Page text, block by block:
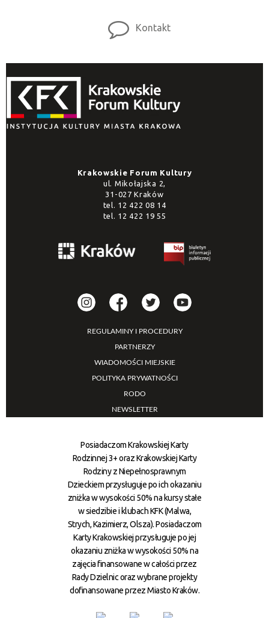
Kontakt
Krakowskie Forum Kultury
ul. Mikołajska 2,
31-027 Kraków
tel. 12 422 08 14
tel. 12 422 19 55
REGULAMINY I PROCEDURY
PARTNERZY
WIADOMOŚCI MIEJSKIE
POLITYKA PRYWATNOŚCI
RODO
NEWSLETTER
Posiadaczom Krakowskiej Karty
Rodzinnej 3+ oraz Krakowskiej Karty
Rodziny z Niepełnosprawnym
Dzieckiem przysługuje po ich okazaniu
zniżka w wysokości 50% na kursy stałe
w siedzibie i klubach KFK (Malwa,
Strych, Kazimierz, Olsza). Posiadaczom
Karty Krakowskiej przysługuje po jej
okazaniu zniżka w wysokości 50% na
zajęcia finansowane w całości przez
Rady Dzielnic oraz wybrane projekty
dofinansowane przez Miasto Kraków.